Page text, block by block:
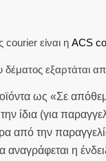
courier είναι η ACS
εξαρτάται
ως «Σε
ίδια (για
από την
αναγράφεται η